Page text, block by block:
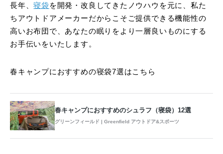
長年、寝袋 を開発・改良してきたノウハウを元に、私た
ちアウトドアメーカーだからこそご提供できる機能性の
高いお布団で、あなたの眠りをより一層良いものにする
お手伝いをいたします。
春キャンプにおすすめの寝袋7選はこちら
春キャンプにおすすめのシュラフ（寝袋）12選
グリーンフィールド | Greenfield アウトドア&スポーツ